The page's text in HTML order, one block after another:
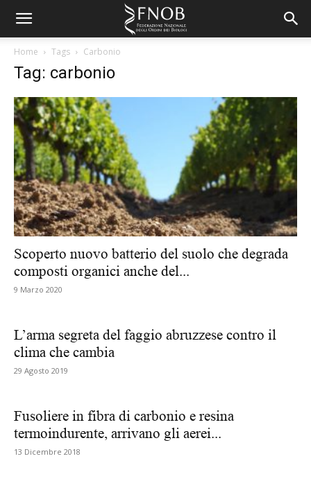
Home Tags Carbonio
Tag: carbonio
Scoperto nuovo batterio del suolo che degrada
composti organici anche del...
9 Marzo 2020
L’arma segreta del faggio abruzzese contro il
clima che cambia
29 Agosto 2019
Fusoliere in fibra di carbonio e resina
termoindurente, arrivano gli aerei...
13 Dicembre 2018